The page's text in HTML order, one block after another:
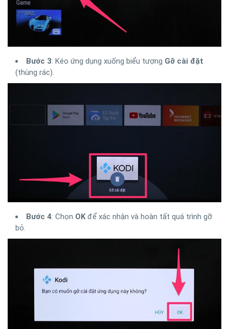
Bước 3: Kéo ứng dụng xuống biểu tượng Gỡ cài đặt
(thùng rác).
Bước 4: Chọn OKđể xác nhận và hoàn tất quá trình gỡ
bỏ.